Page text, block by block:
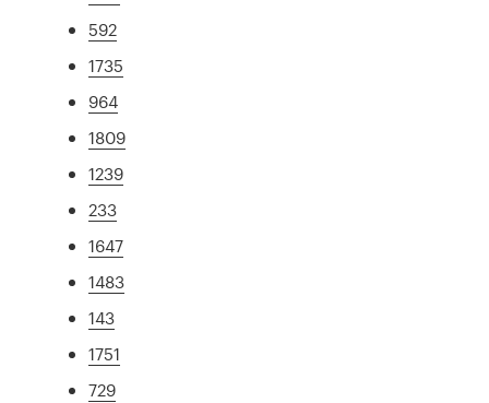
592
1735
964
1809
1239
233
1647
1483
143
1751
729